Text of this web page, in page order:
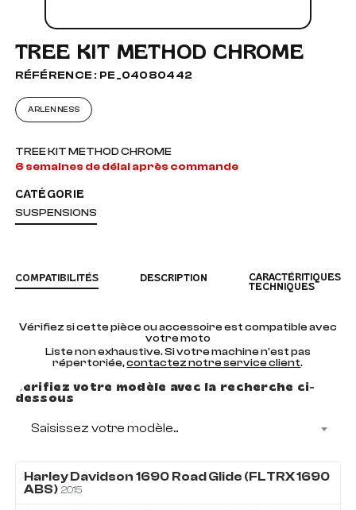
TREE KIT METHOD CHROME
RÉFÉRENCE : PE_04080442
ARLEN NESS
TREE KIT METHOD CHROME
6 semaines de délai après commande
CATÉGORIE
SUSPENSIONS
COMPATIBILITÉS DESCRIPTION
CARACTÉRITIQUES
TECHNIQUES
Vérifiez si cette pièce ou accessoire est compatible avec
votre moto
Liste non exhaustive. Si votre machine n'est pas
répertoriée,contactez notre service client.
Vérifiez votre modèle avec la recherche ci-
dessous
Saisissez votre modèle...
Harley Davidson 1690 Road Glide (FLTRX 1690
ABS) 2015